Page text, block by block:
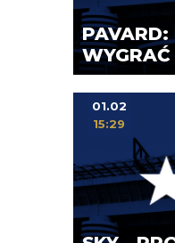
PAVARD:
01.02
15:29